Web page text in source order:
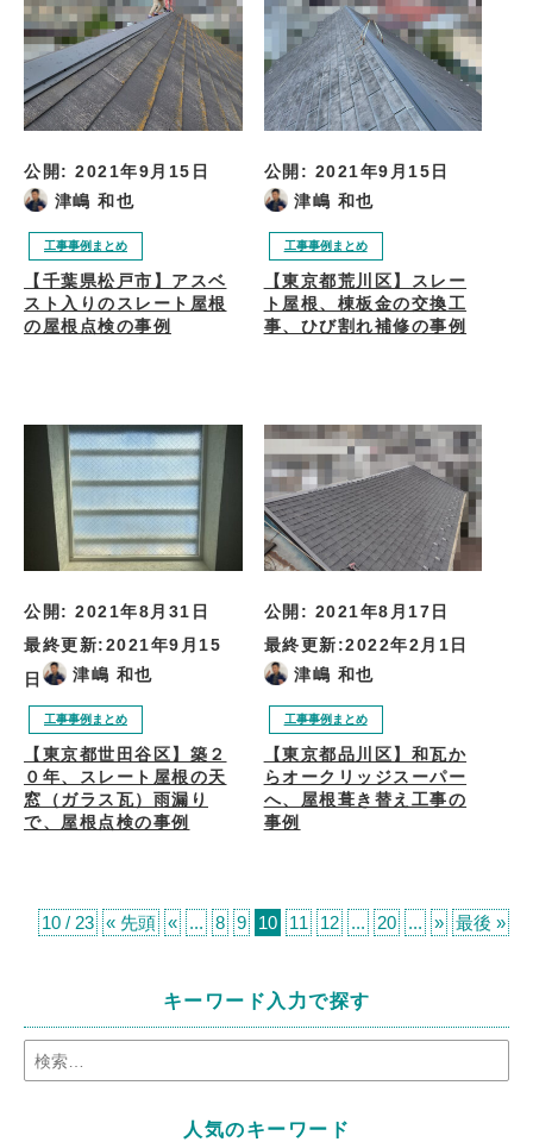
公開: 2021年9月15日
津嶋 和也
工事事例まとめ
【千葉県松戸市】アスベ
スト入りのスレート屋根
の屋根点検の事例
公開: 2021年9月15日
津嶋 和也
工事事例まとめ
【東京都荒川区】スレー
ト屋根、棟板金の交換工
事、ひび割れ補修の事例
公開: 2021年8月31日
最終更新:2021年9月15
日
津嶋 和也
工事事例まとめ
【東京都世田谷区】築２
０年、スレート屋根の天
窓（ガラス瓦）雨漏り
で、屋根点検の事例
公開: 2021年8月17日
最終更新:2022年2月1日
津嶋 和也
工事事例まとめ
【東京都品川区】和瓦か
らオークリッジスーパー
へ、屋根葺き替え工事の
事例
10 / 23 « 先頭 « ... 8 9 10 11 12 ... 20 ... » 最後 »
キーワード入力で探す
人気のキーワード